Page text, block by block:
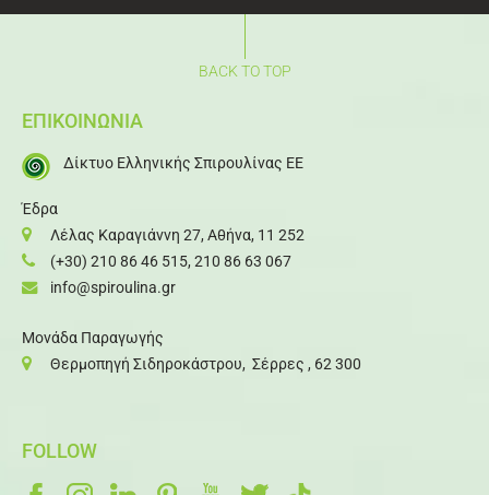
BACK TO TOP
ΕΠΙΚΟΙΝΩΝΙΑ
Δίκτυο Ελληνικής Σπιρουλίνας ΕΕ
Έδρα
Λέλας Καραγιάννη 27, Αθήνα, 11 252
(+30) 210 86 46 515, 210 86 63 067
info@spiroulina.gr
Μονάδα Παραγωγής
Θερμοπηγή Σιδηροκάστρου, Σέρρες , 62 300
FOLLOW